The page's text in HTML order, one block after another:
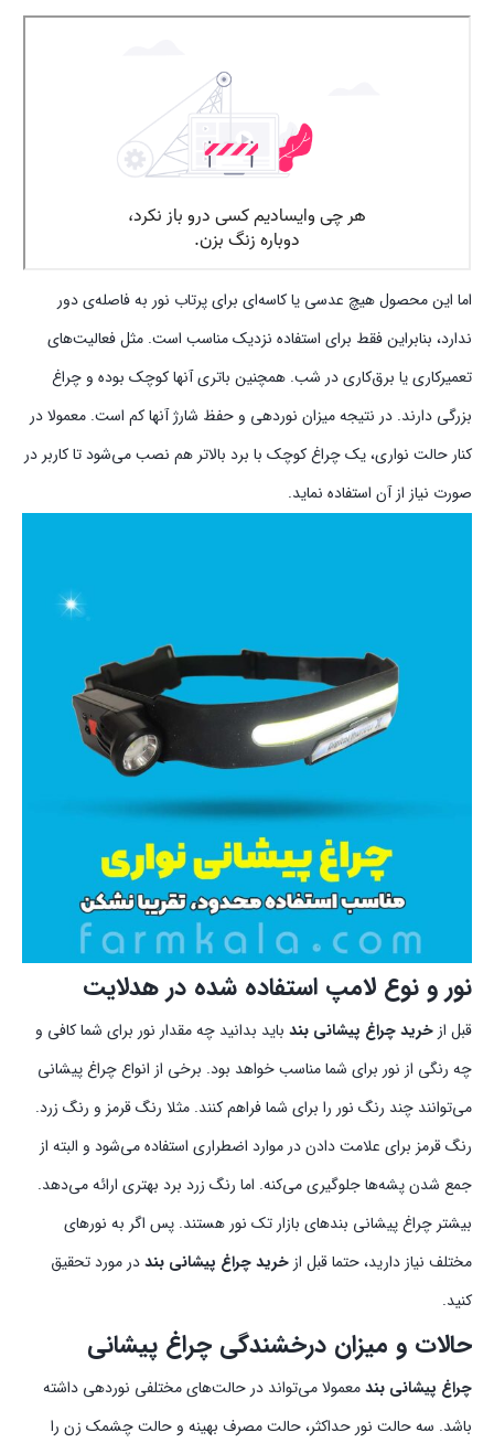
اما این محصول هیچ عدسی یا کاسه‌ای برای پرتاب نور به فاصله‌ی دور
ندارد، بنابراین فقط برای استفاده نزدیک مناسب است. مثل فعالیت‌های
تعمیرکاری یا برق‌کاری در شب. همچنین باتری آنها کوچک بوده و چراغ
بزرگی دارند. در نتیجه میزان نوردهی و حفظ شارژ آنها کم است. معمولا در
کنار حالت نواری، یک چراغ کوچک با برد بالاتر هم نصب می‌شود تا کاربر در
صورت نیاز از آن استفاده نماید.
نور و نوع لامپ استفاده شده در هدلایت
قبل از خرید چراغ پیشانی بند باید بدانید چه مقدار نور برای شما کافی و
چه رنگی از نور برای شما مناسب خواهد بود. برخی از انواع چراغ پیشانی
می‌توانند چند رنگ نور را برای شما فراهم کنند. مثلا رنگ قرمز و رنگ زرد.
رنگ قرمز برای علامت دادن در موارد اضطراری استفاده می‌شود و البته از
جمع شدن پشه‌ها جلوگیری می‌کنه. اما رنگ زرد برد بهتری ارائه می‌دهد.
بیشتر چراغ‌ پیشانی بند‌های بازار تک نور هستند. پس اگر به نور‌های
مختلف نیاز دارید،‌ حتما قبل از خرید چراغ پیشانی بنددر مورد تحقیق
کنید.
حالات و میزان درخشندگی چراغ پیشانی
چراغ پیشانی بندمعمولا می‌تواند در حالت‌های مختلفی نوردهی داشته
باشد. سه حالت نور حداکثر، حالت مصرف بهینه و حالت چشمک زن را